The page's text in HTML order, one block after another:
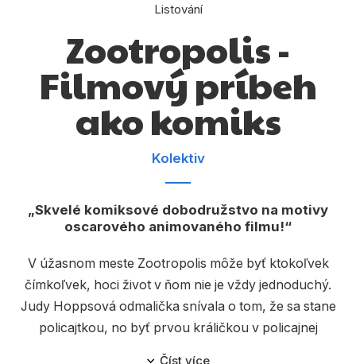
Dárkové publikace
Dárkové zboží
Hobby
Křížovky
Počítače
Poezie
Populárně - naučná pro dospělé
Listování
Zootropolis -
Filmový príbeh
ako komiks
Kolektiv
Skvelé komiksové dobodružstvo na motivy
oscarového animovaného filmu!
V úžasnom meste Zootropolis môže byť ktokoľvek
čímkoľvek, hoci život v ňom nie je vždy jednoduchý.
Judy Hoppsová odmalička snívala o tom, že sa stane
policajtkou, no byť prvou králičkou v policajnej
jednotke byvolov, levov, nosorožcov a iných veľkých
Číst více